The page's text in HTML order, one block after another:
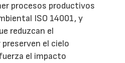
procesos productivos
ISO 14001, y
reduzcan el
el cielo
el impacto